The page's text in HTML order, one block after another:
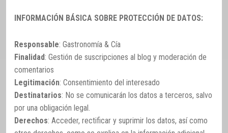
INFORMACIÓN BÁSICA SOBRE PROTECCIÓN DE DATOS:
Responsable: Gastronomía & Cía
Finalidad: Gestión de suscripciones al blog y moderación de
comentarios
Legitimación: Consentimiento del interesado
Destinatarios: No se comunicarán los datos a terceros, salvo
por una obligación legal.
Derechos: Acceder, rectificar y suprimir los datos, así como